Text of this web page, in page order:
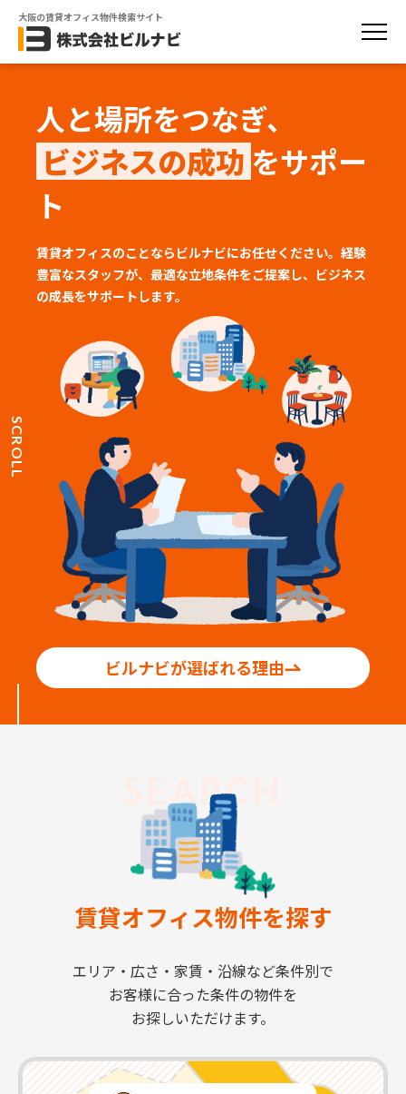
大阪の賃貸オフィス物件検索サイト
人と場所をつなぎ、
ビジネスの成功 をサポー
ト
賃貸オフィスのことならビルナビにお任せください。経験
豊富なスタッフが、 最適な立地条件をご提案し、ビジネス
の成長をサポートします。
ビルナビが選ばれる理由
SCROLL
SEARCH
賃貸オフィス物件を探す
エリア・広さ・家賃・沿線など条件別で
お客様に合った条件の物件を
お探しいただけます。